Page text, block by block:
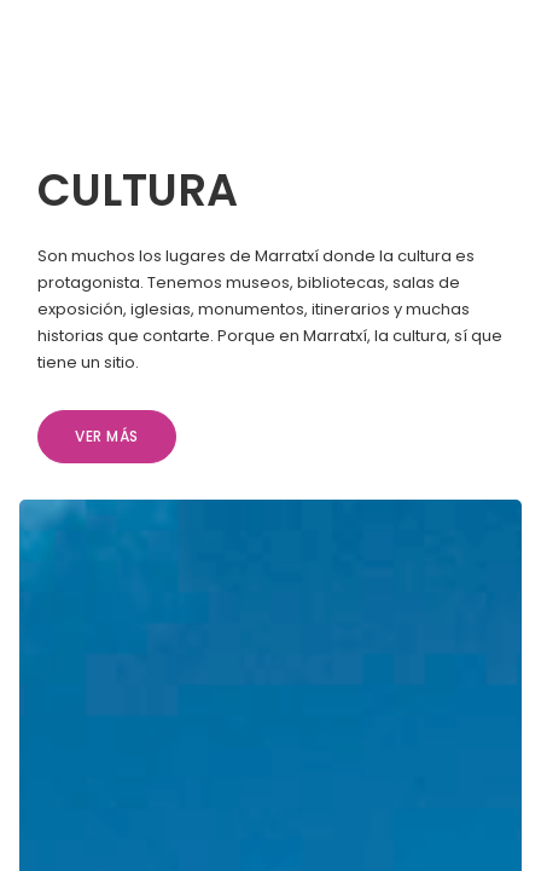
CULTURA
Son muchos los lugares de Marratxí donde la cultura es
protagonista. Tenemos museos, bibliotecas, salas de
exposición, iglesias, monumentos, itinerarios y muchas
historias que contarte. Porque en Marratxí, la cultura, sí que
tiene un sitio.
VER MÁS